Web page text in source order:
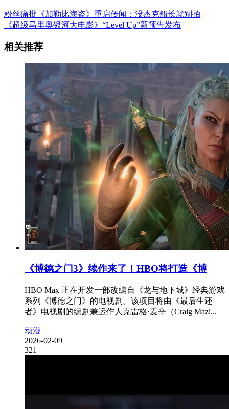
粉丝痛批《加勒比海盗》重启传闻：没杰克船长就别拍
《超级马里奥银河大电影》“Level Up”新预告发布
相关推荐
《博德之门3》续作来了！HBO将打造《博
HBO Max 正在开发一部改编自《龙与地下城》经典游戏
系列《博德之门》的电视剧。该项目将由《最后生还
者》电视剧的编剧兼运作人克雷格·麦辛（Craig Mazi...
动漫
2026-02-09
321